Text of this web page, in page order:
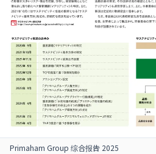
Primaham Group 综合报告 2025